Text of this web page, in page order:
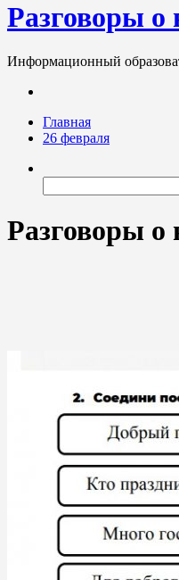
Разговоры о
Информационный
Главная
26 февраля
Разговоры